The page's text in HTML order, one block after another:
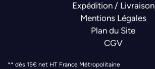
Expédition / Livraison
Mentions Légales
Plan du Site
CGV
** dès 15€ net HT France Métropolitaine